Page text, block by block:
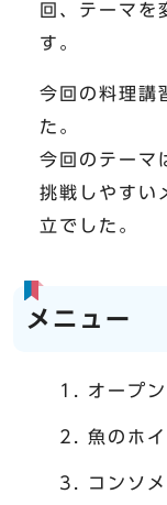
回、テーマを
す。
今回の料理講
た。
今回のテーマ
挑戦しやすい
立でした。
メニュー
オープ
魚のホ
コンソ